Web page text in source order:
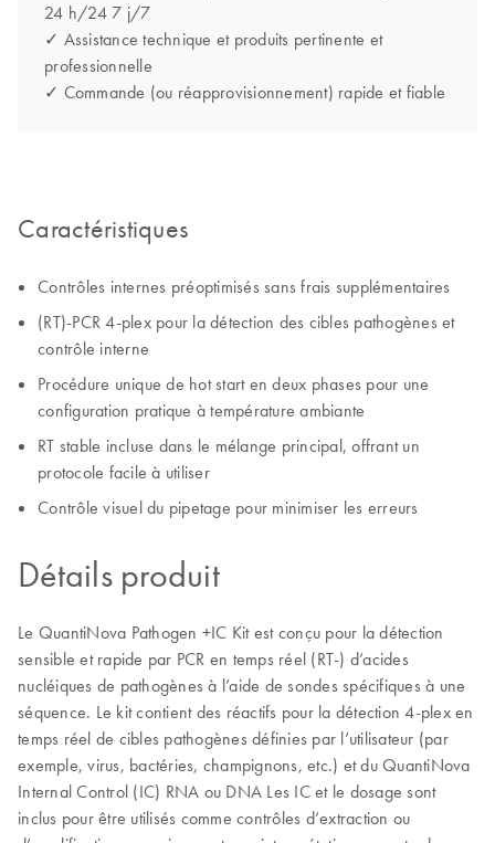
24 h/24 7 j/7
✓ Assistance technique et produits pertinente et
professionnelle
✓ Commande (ou réapprovisionnement) rapide et fiable
Caractéristiques
Contrôles internes préoptimisés sans frais supplémentaires
(RT)-PCR 4-plex pour la détection des cibles pathogènes et
contrôle interne
Procédure unique de hot start en deux phases pour une
configuration pratique à température ambiante
RT stable incluse dans le mélange principal, offrant un
protocole facile à utiliser
Contrôle visuel du pipetage pour minimiser les erreurs
Détails produit
Le QuantiNova Pathogen +IC Kit est conçu pour la détection
sensible et rapide par PCR en temps réel (RT-) d’acides
nucléiques de pathogènes à l’aide de sondes spécifiques à une
séquence. Le kit contient des réactifs pour la détection 4-plex en
temps réel de cibles pathogènes définies par l’utilisateur (par
exemple, virus, bactéries, champignons, etc.) et du QuantiNova
Internal Control (IC) RNA ou DNA Les IC et le dosage sont
inclus pour être utilisés comme contrôles d’extraction ou